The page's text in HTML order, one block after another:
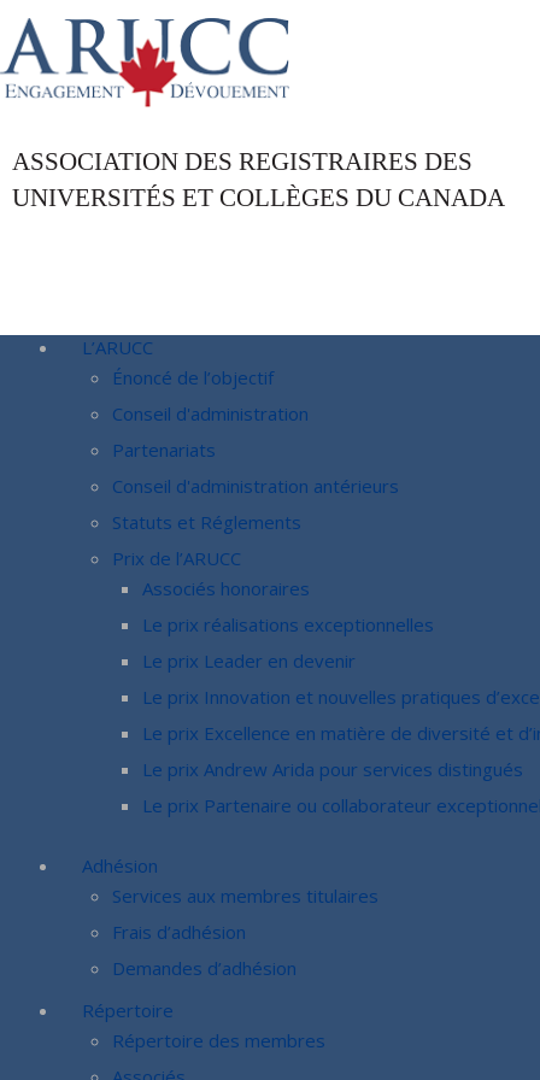
ASSOCIATION DES REGISTRAIRES DES
UNIVERSITÉS ET COLLÈGES DU CANADA
L’ARUCC
Énoncé de l’objectif
Conseil d'administration
Partenariats
Conseil d'administration antérieurs
Statuts et Réglements
Prix de l’ARUCC
Associés honoraires
Le prix réalisations exceptionnelles
Le prix Leader en devenir
Le prix Innovation et nouvelles pratiques
Le prix Excellence en matière de diversité et
Le prix Andrew Arida pour services distingués
Le prix Partenaire ou collaborateur exceptionnel
Adhésion
Services aux membres titulaires
Frais d’adhésion
Demandes d’adhésion
Répertoire
Répertoire des membres